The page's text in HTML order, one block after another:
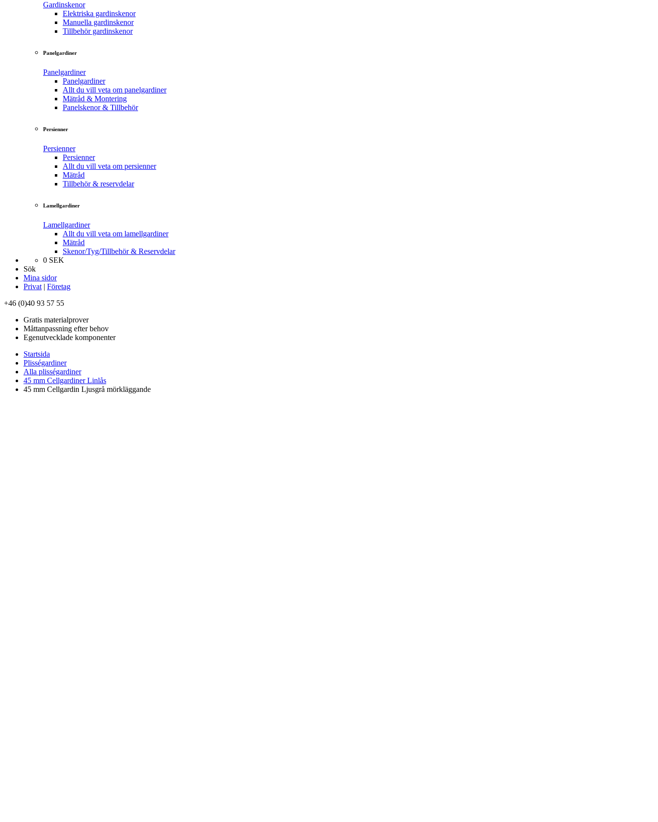
Gardinskenor
Elektriska gardinskenor
Manuella gardinskenor
Tillbehör gardinskenor
Panelgardiner
Panelgardiner
Panelgardiner
Allt du vill veta om panelgardiner
Mätråd & Montering
Panelskenor & Tillbehör
Persienner
Persienner
Persienner
Allt du vill veta om persienner
Mätråd
Tillbehör & reservdelar
Lamellgardiner
Lamellgardiner
Allt du vill veta om lamellgardiner
Mätråd
Skenor/Tyg/Tillbehör & Reservdelar
0 SEK
Sök
Mina sidor
Privat | Företag
+46 (0)40 93 57 55
Gratis materialprover
Måttanpassning efter behov
Egenutvecklade komponenter
Startsida
Plisségardiner
Alla plisségardiner
45 mm Cellgardiner Linlås
45 mm Cellgardin Ljusgrå mörkläggande